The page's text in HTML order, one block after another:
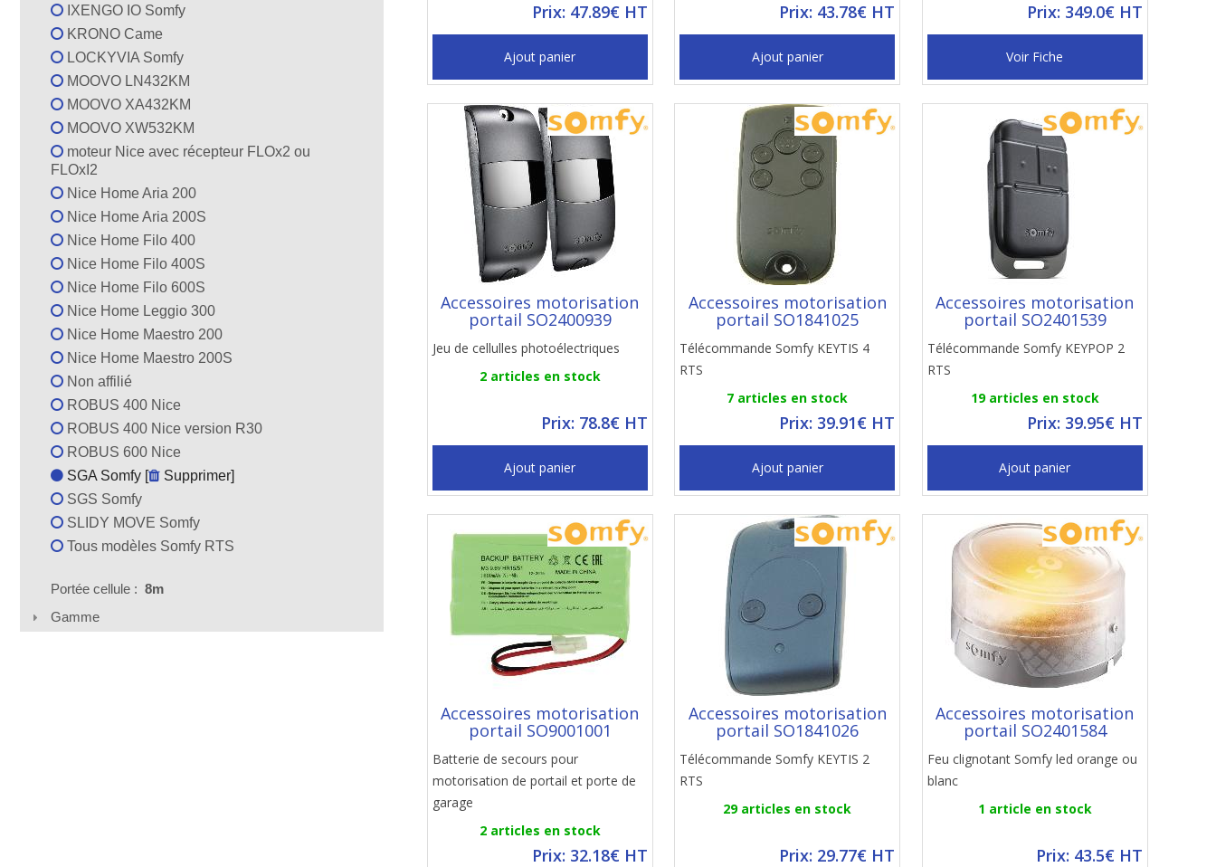
IXENGO IO Somfy
KRONO Came
LOCKYVIA Somfy
MOOVO LN432KM
MOOVO XA432KM
MOOVO XW532KM
moteur Nice avec récepteur FLOx2 ou
FLOxI2
Nice Home Aria 200
Nice Home Aria 200S
Nice Home Filo 400
Nice Home Filo 400S
Nice Home Filo 600S
Nice Home Leggio 300
Nice Home Maestro 200
Nice Home Maestro 200S
Non affilié
ROBUS 400 Nice
ROBUS 400 Nice version R30
ROBUS 600 Nice
SGA Somfy [
Supprimer]
SGS Somfy
SLIDY MOVE Somfy
Tous modèles Somfy RTS
Portée cellule : 8m
Gamme
Prix: 47.89€ HT
Ajout panier
Prix: 43.78€ HT
Ajout panier
Prix: 349.0€ HT
Voir Fiche
Accessoires motorisation
portail SO2400939
Jeu de cellulles photoélectriques
2 articles en stock
Prix: 78.8€ HT
Ajout panier
Accessoires motorisation
portail SO1841025
Télécommande Somfy KEYTIS 4
RTS
7 articles en stock
Prix: 39.91€ HT
Ajout panier
Accessoires motorisation
portail SO2401539
Télécommande Somfy KEYPOP 2
RTS
19 articles en stock
Prix: 39.95€ HT
Ajout panier
Accessoires motorisation
portail SO9001001
Batterie de secours pour
motorisation de portail et porte de
garage
2 articles en stock
Prix: 32.18€ HT
Accessoires motorisation
portail SO1841026
Télécommande Somfy KEYTIS 2
RTS
29 articles en stock
Prix: 29.77€ HT
Accessoires motorisation
portail SO2401584
Feu clignotant Somfy led orange ou
blanc
1 article en stock
Prix: 43.5€ HT